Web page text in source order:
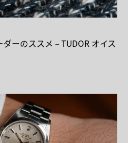
ーのススメ – TUDOR オイス